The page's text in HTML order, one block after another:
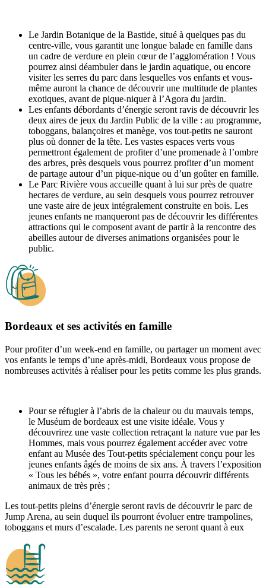
Le Jardin Botanique de la Bastide, situé à quelques pas du
centre-ville, vous garantit une longue balade en famille dans
un cadre de verdure en plein cœur de l’agglomération ! Vous
pourrez ainsi déambuler dans le jardin aquatique, ou encore
visiter les serres du parc dans lesquelles vos enfants et vous-
même auront la chance de découvrir une multitude de plantes
exotiques, avant de pique-niquer à l’Agora du jardin.
Les enfants débordants d’énergie seront ravis de découvrir les
deux aires de jeux du Jardin Public de la ville : au programme,
toboggans, balançoires et manège, vos tout-petits ne sauront
plus où donner de la tête. Les vastes espaces verts vous
permettront également de profiter d’une promenade à l’ombre
des arbres, près desquels vous pourrez profiter d’un moment
de partage autour d’un pique-nique ou d’un goûter en famille.
Le Parc Rivière vous accueille quant à lui sur près de quatre
hectares de verdure, au sein desquels vous pourrez retrouver
une vaste aire de jeux intégralement construite en bois. Les
jeunes enfants ne manqueront pas de découvrir les différentes
attractions qui le composent avant de partir à la rencontre des
abeilles autour de diverses animations organisées pour le
public.
Bordeaux et ses activités en famille
Pour profiter d’un week-end en famille, ou partager un moment avec
vos enfants le temps d’une après-midi, Bordeaux vous propose de
nombreuses activités à réaliser pour les petits comme les plus grands.
Pour se réfugier à l’abris de la chaleur ou du mauvais temps,
le Muséum de bordeaux est une visite idéale. Vous y
découvrirez une vaste collection retraçant la nature vue par les
Hommes, mais vous pourrez également accéder avec votre
enfant au Musée des Tout-petits spécialement conçu pour les
jeunes enfants âgés de moins de six ans. À travers l’exposition
« Tous les bébés », votre enfant pourra découvrir différents
animaux de très près ;
Les tout-petits pleins d’énergie seront ravis de découvrir le parc de
Jump Arena, au sein duquel ils pourront évoluer entre trampolines,
toboggans et murs d’escalade. Les parents ne seront quant à eux